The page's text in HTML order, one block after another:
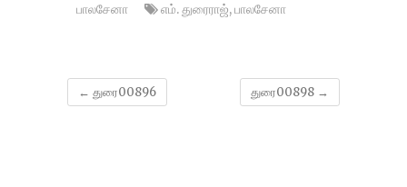
பாலசேனா
எம். துரைராஜ்,பாலசேனா
← துரை00896 துரை00898 →